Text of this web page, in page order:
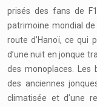
prisés des fans de
patrimoine mondial de
route d’Hanoï, ce qui
d’une nuit en jonque
des monoplaces. Les
des anciennes
climatisée et d’une